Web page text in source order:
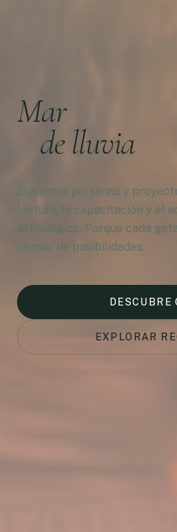
Mar
de lluvia
Elevamos personas y
lectura, la capacitación y el
estratégico. Porque cada
un mar de posibilidades.
DESCUBRE
EXPLORAR